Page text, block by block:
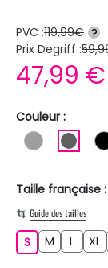
PVC :119,99€ ?
Prix Degriff :
47,99 €
Couleur :
GRIS
Taille française :
Guide des tailles
SS M L XL